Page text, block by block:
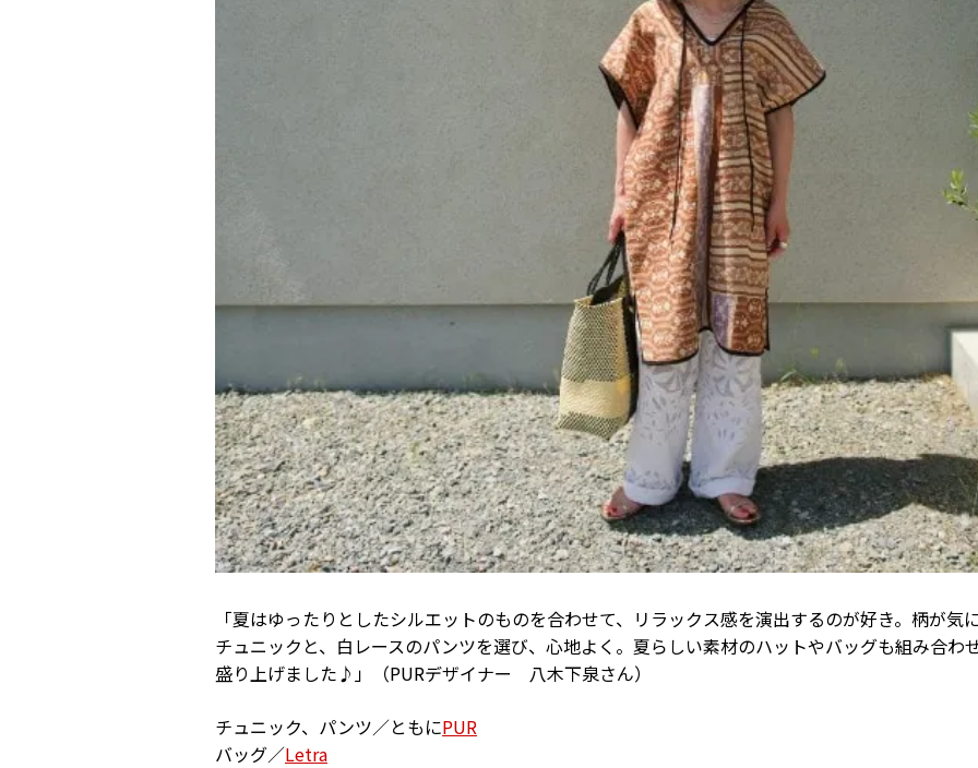
「夏はゆったりとしたシルエットのものを合わせて、リラックス感を演出するのが好き。柄が気
チュニックと、白レースのパンツを選び、心地よく。夏らしい素材のハットやバッグも組み合わ
盛り上げました♪」（PURデザイナー 八木下泉さん）
チュニック、パンツ／ともにPUR
バッグ／Letra